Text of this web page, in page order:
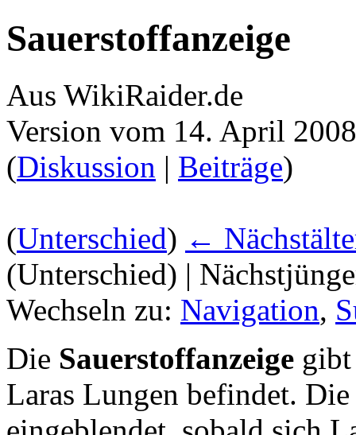
Sauerstoffanzeige
Aus WikiRaider.de
Version vom 14. April
(Diskussion | Beiträge)
(Unterschied) ←
(Unterschied) |
Wechseln zu: Navigation,
Die Sauerstoffanzeige
Laras Lungen befindet.